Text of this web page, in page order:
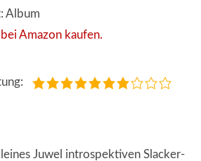
Album
Amazon kaufen.
Juwel introspektiven Slacker-